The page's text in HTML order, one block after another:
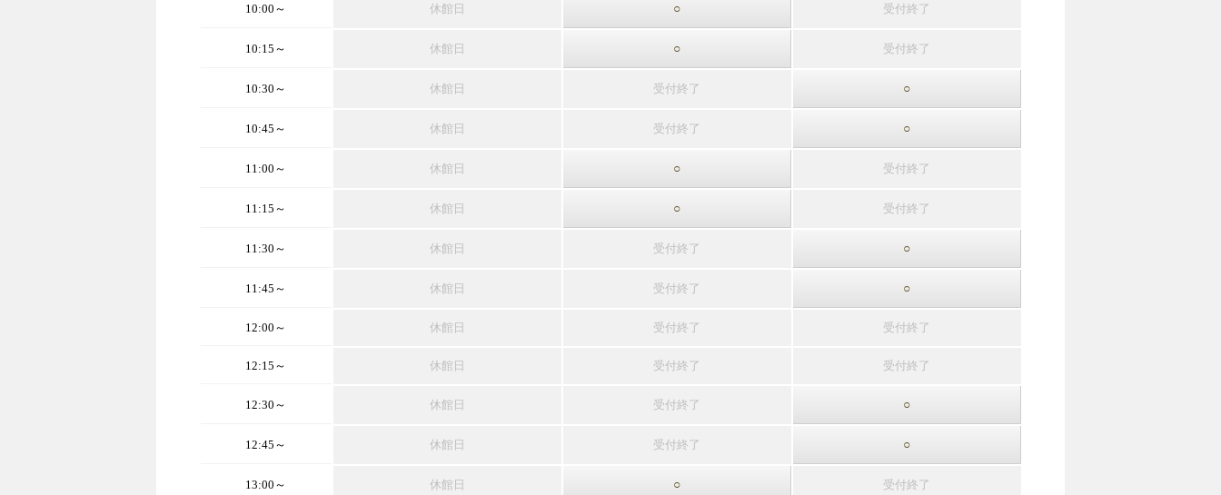
10:00～ 休館日 ○ 受付終了
10:15～ 休館日 ○ 受付終了
10:30～ 休館日 受付終了 ○
10:45～ 休館日 受付終了 ○
11:00～ 休館日 ○ 受付終了
11:15～ 休館日 ○ 受付終了
11:30～ 休館日 受付終了 ○
11:45～ 休館日 受付終了 ○
12:00～ 休館日 受付終了 受付終了
12:15～ 休館日 受付終了 受付終了
12:30～ 休館日 受付終了 ○
12:45～ 休館日 受付終了 ○
13:00～ 休館日 ○ 受付終了